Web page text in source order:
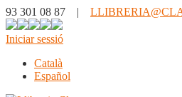
93 301 08 87 |
Iniciar sessió
Català
Español